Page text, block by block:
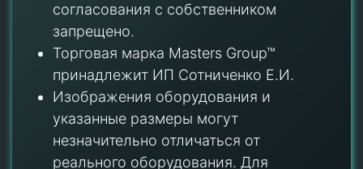
согласования с собственником
запрещено.
Торговая марка Masters Group™
принадлежит ИП Сотниченко Е.И.
Изображения оборудования и
указанные размеры могут
незначительно отличаться от
реального оборудования. Для